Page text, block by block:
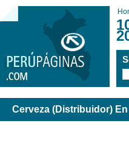
Cerveza (Distribuidor)